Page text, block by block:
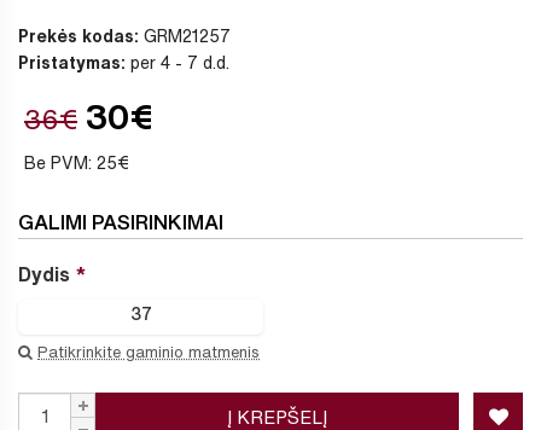
Prekės kodas: GRM21257
Pristatymas: per 4 - 7 d.d.
36€ 30€
Be PVM: 25€
GALIMI PASIRINKIMAI
Dydis
37
Patikrinkite gaminio matmenis
Į KREPŠELĮ